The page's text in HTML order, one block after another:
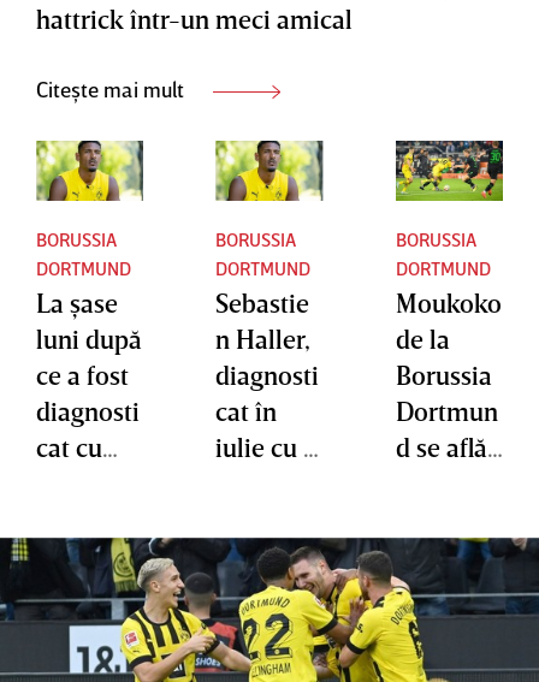
hattrick într-un meci amical
Citește mai mult
BORUSSIA
DORTMUND
La şase
luni după
ce a fost
diagnosti
cat cu
Sebastie
n Haller
a jucat
BORUSSIA
DORTMUND
Sebastie
n Haller,
diagnosti
cat în
iulie cu o
ă
malignă,
anunţă
că a fost
BORUSSIA
DORTMUND
Moukoko
de la
Borussia
Dortmun
d se află
cluburi
europene
. Puştiul-
minune